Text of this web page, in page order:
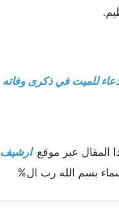
للميت في ذكرى وفاته
المقال عبر موقع ارشيف
بسم الله رب ال%